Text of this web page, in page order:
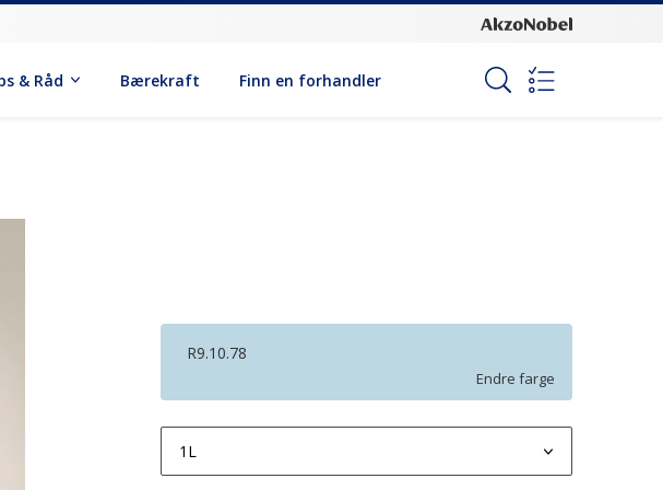
& Råd Bærekraft Finn en forhandler
R9.10.78
Endre farge
1L